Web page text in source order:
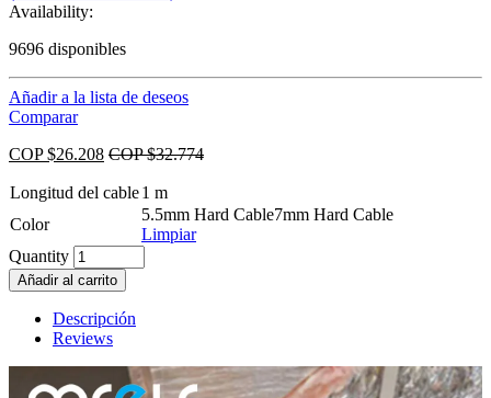
Availability:
9696 disponibles
Añadir a la lista de deseos
Comparar
COP $26.208 COP $32.774
Longitud del cable1 m
Color
5.5mm Hard Cable7mm Hard Cable
Limpiar
Quantity
Añadir al carrito
Descripción
Reviews